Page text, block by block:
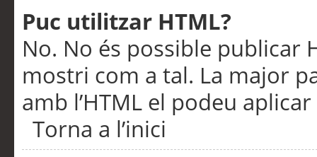
Puc utilitzar HTML?
No. No és possible publicar
mostri com a tal. La major
amb l’HTML el podeu
Torna a l’inici